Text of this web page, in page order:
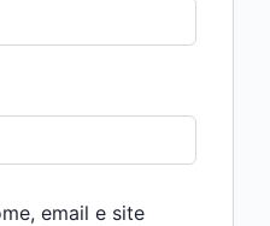
email e site